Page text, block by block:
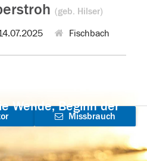
(geb. Hilser)
Fischbach
Wende, Beginn der
Missbrauch